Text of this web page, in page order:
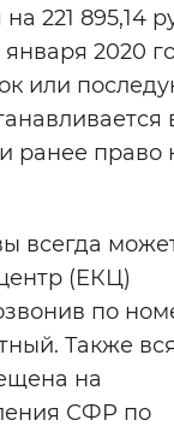
221 895,14
2020
или
ранее право
всегда
(ЕКЦ)
по
Также
на
СФР по